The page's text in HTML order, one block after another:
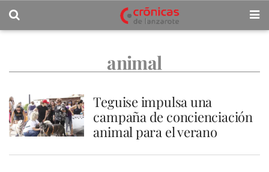
animal
Teguise impulsa una
campaña de concienciación
animal para el verano